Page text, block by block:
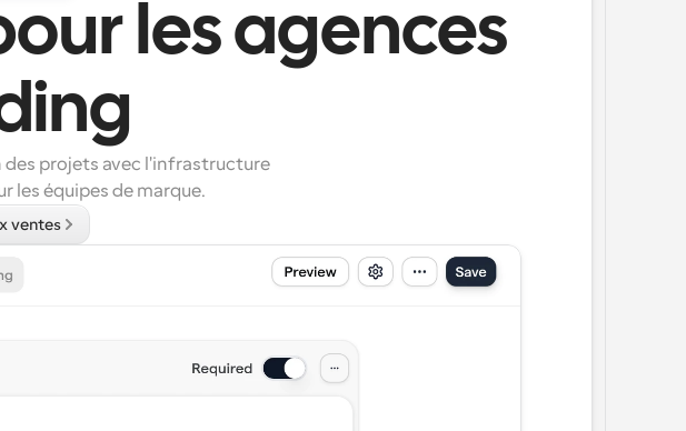
les agences
projets avec l'infrastructure
les équipes de marque.
ventes